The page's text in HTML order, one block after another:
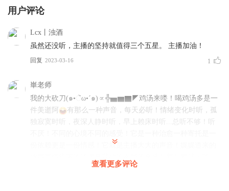
用户评论
Lcx丨浊酒
虽然还没听，主播的坚持就值得三个五星。 主播加油！
回复 2023-03-16 1
崋老师
我的大砍刀(๑•ૅω•´๑)∝╬▅▆▇◤鸡汤来喽！喝鸡汤多是一
件美逝阿
有那么一种声音，每天必听！情绪变化时听，孤
独寂寞时听，夜深人静时听，早上赖床时听...总听不够！听
份依赖更是一份情感！它就是主播大大的声音！娓娓道来的
头，不知不觉就入了心❤~主播大大自信,大方，声音富有磁性
查看更多评论